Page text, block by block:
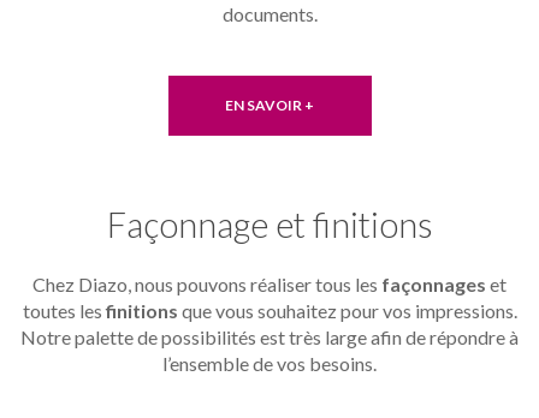
documents.
EN SAVOIR +
Façonnage et finitions
Chez Diazo, nous pouvons réaliser tous les façonnages et
toutes lesfinitions que vous souhaitez pour vos impressions.
Notre palette de possibilités est très large afin de répondre à
l’ensemble de vos besoins.